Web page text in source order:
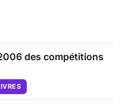
des compétitions